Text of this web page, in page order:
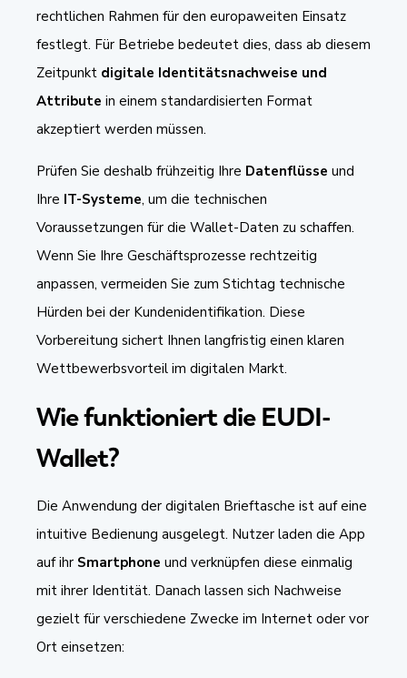
rechtlichen Rahmen für den europaweiten Einsatz
festlegt. Für Betriebe bedeutet dies, dass ab diesem
Zeitpunkt digitale Identitätsnachweise und
Attribute in einem standardisierten Format
akzeptiert werden müssen.
Prüfen Sie deshalb frühzeitig Ihre Datenflüsse und
Ihre IT-Systeme, um die technischen
Voraussetzungen für die Wallet-Daten zu schaffen.
Wenn Sie Ihre Geschäftsprozesse rechtzeitig
anpassen, vermeiden Sie zum Stichtag technische
Hürden bei der Kundenidentifikation. Diese
Vorbereitung sichert Ihnen langfristig einen klaren
Wettbewerbsvorteil im digitalen Markt.
Wie funktioniert die EUDI-
Wallet?
Die Anwendung der digitalen Brieftasche ist auf eine
intuitive Bedienung ausgelegt. Nutzer laden die App
auf ihr Smartphone und verknüpfen diese einmalig
mit ihrer Identität. Danach lassen sich Nachweise
gezielt für verschiedene Zwecke im Internet oder vor
Ort einsetzen: